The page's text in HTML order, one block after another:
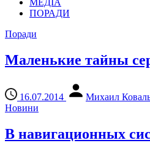
МЕДІА
ПОРАДИ
Поради
Маленькие тайны
16.07.2014
Михаил
Новини
В навигационных